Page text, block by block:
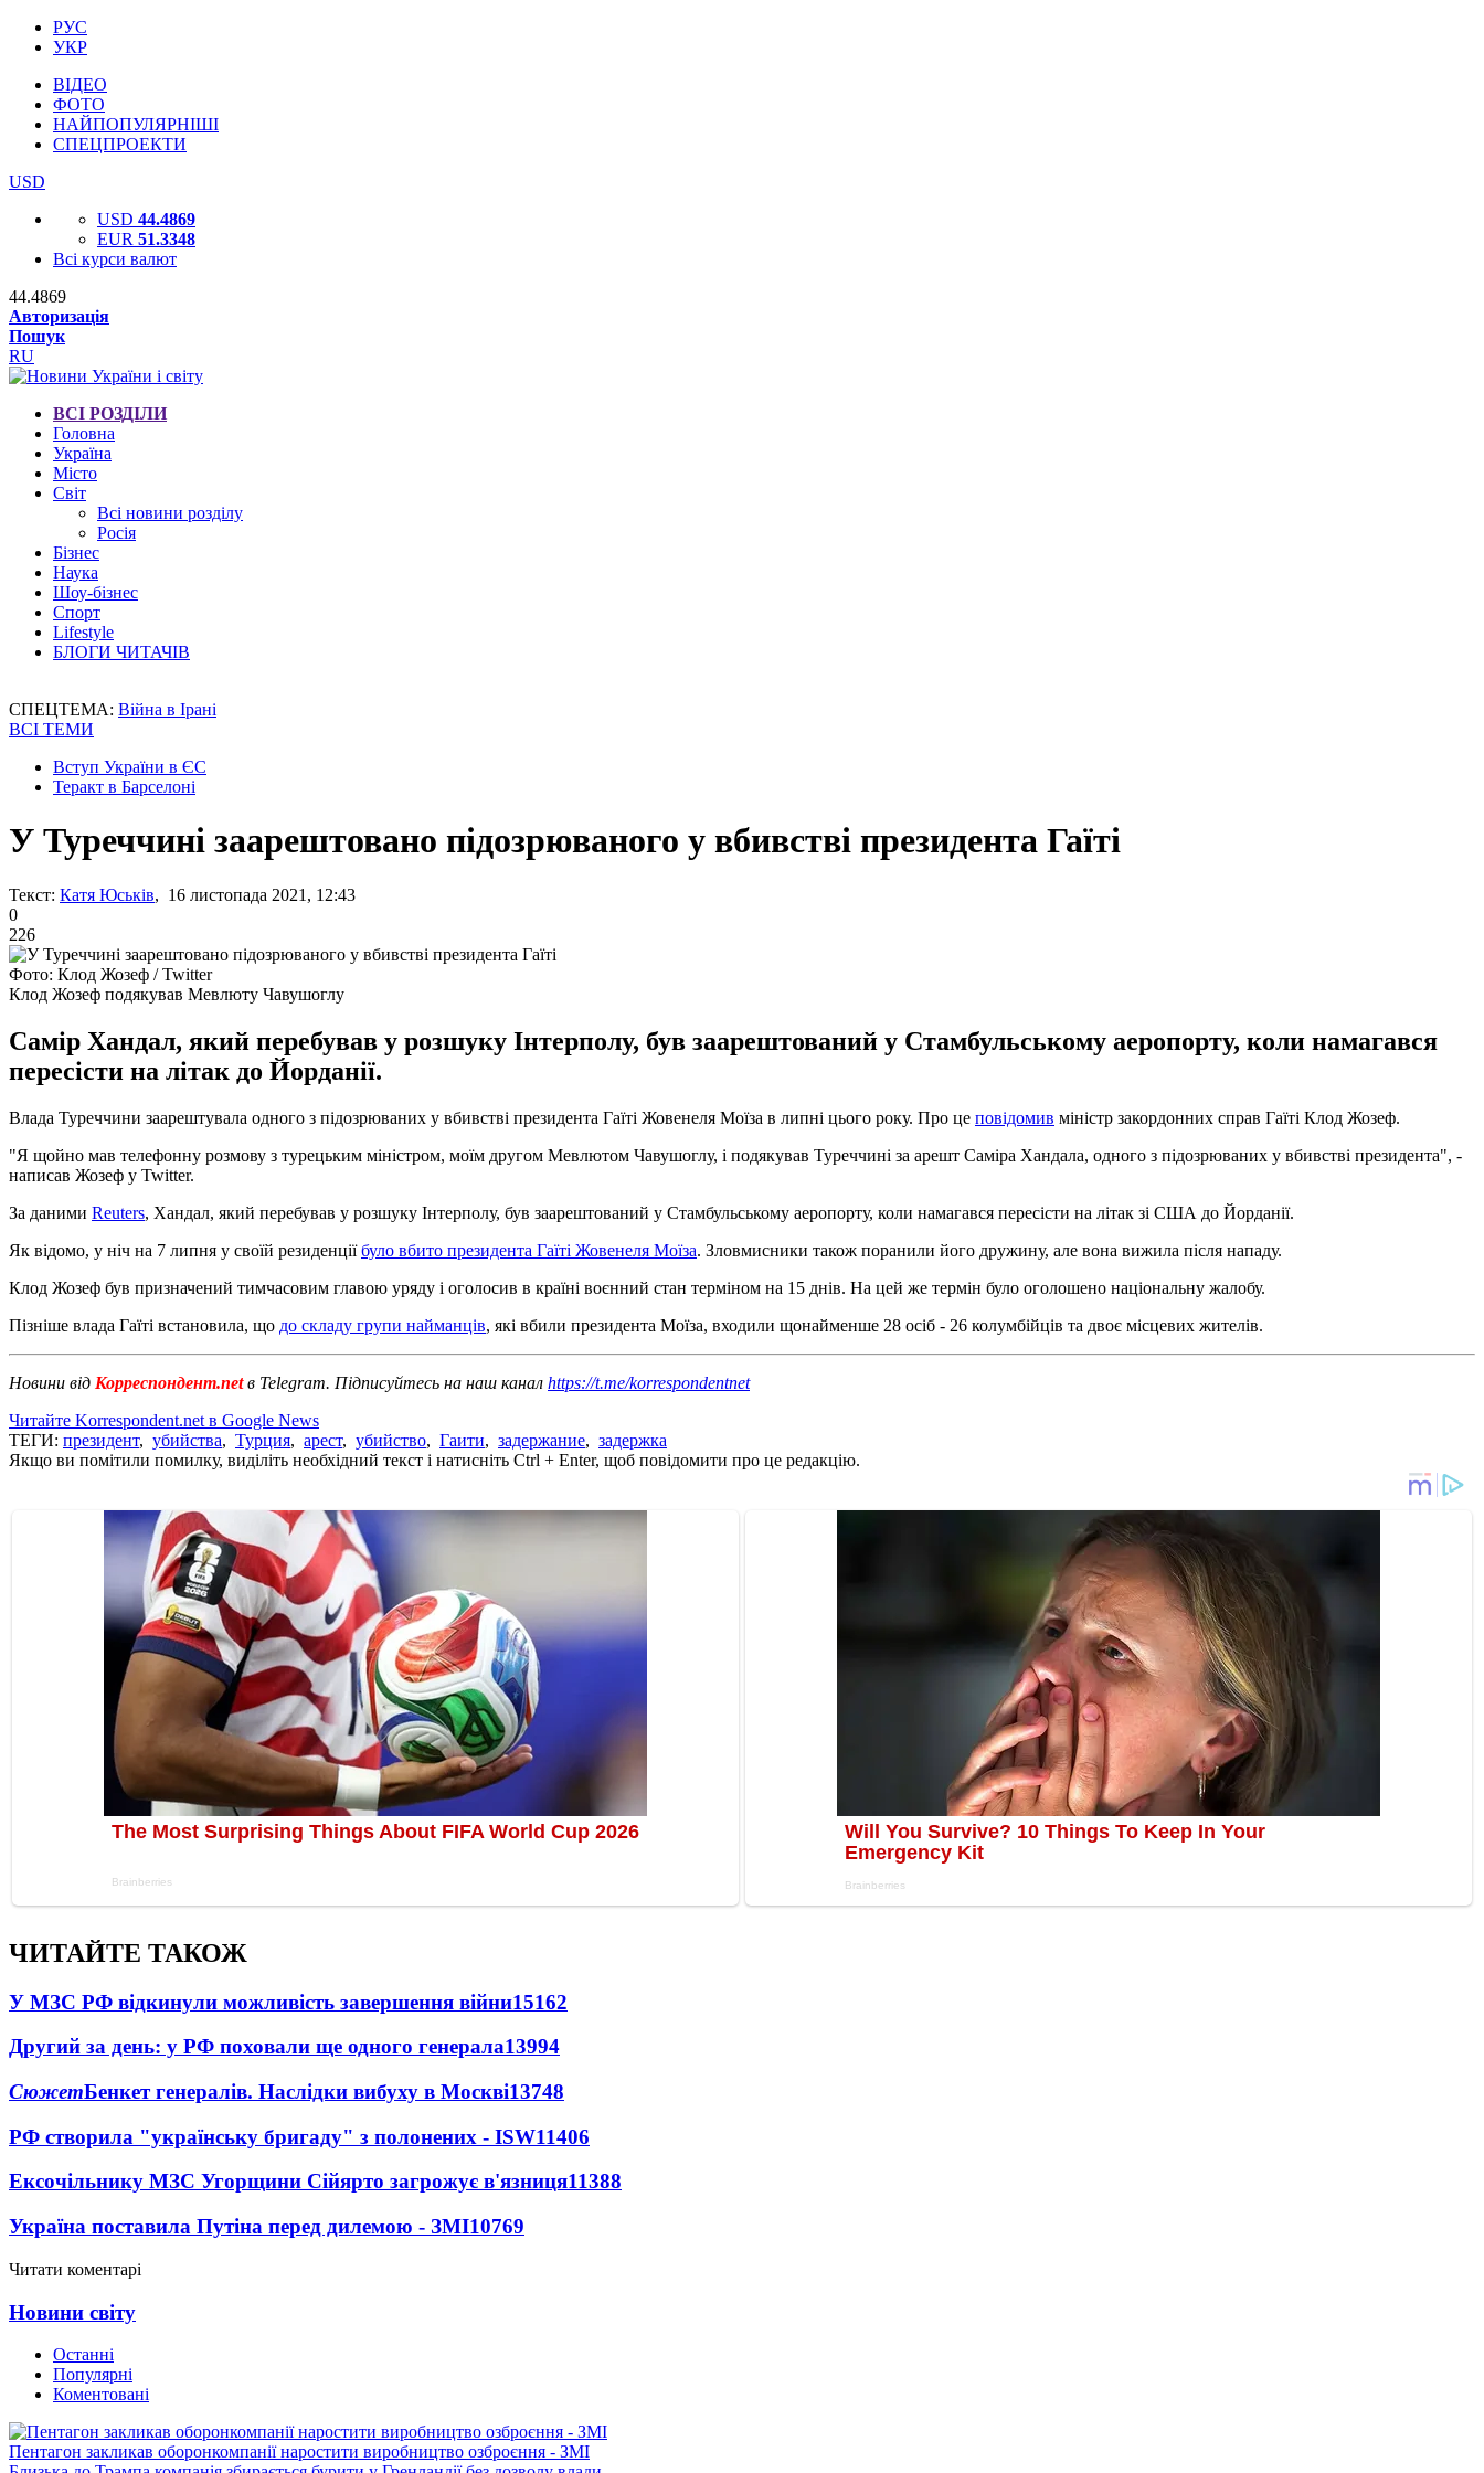
РУС
УКР
ВІДЕО
ФОТО
НАЙПОПУЛЯРНІШІ
СПЕЦПРОЕКТИ
USD
USD 44.4869
EUR 51.3348
Всі курси валют
44.4869
Авторизація
Пошук
RU
ВСІ РОЗДІЛИ
Головна
Україна
Місто
Світ
Всі новини розділу
Росія
Бізнес
Наука
Шоу-бізнес
Спорт
Lifestyle
БЛОГИ ЧИТАЧІВ
СПЕЦТЕМА: Війна в Ірані
ВСІ ТЕМИ
Вступ України в ЄС
Теракт в Барселоні
У Туреччині заарештовано підозрюваного у вбивстві президента Гаїті
Текст: Катя Юськів, 16 листопада 2021, 12:43
0
226
Фото: Клод Жозеф / Twitter
Клод Жозеф подякував Мевлюту Чавушоглу
Самір Хандал, який перебував у розшуку Інтерполу, був заарештований у Стамбульському аеропорту, коли намагався
пересісти на літак до Йорданії.
Влада Туреччини заарештувала одного з підозрюваних у вбивстві президента Гаїті Жовенеля Моїза в липні цього року. Про це повідомив міністр закордонних справ Гаїті Клод Жозеф.
"Я щойно мав телефонну розмову з турецьким міністром, моїм другом Мевлютом Чавушоглу, і подякував Туреччині за арешт Саміра Хандала, одного з підозрюваних у вбивстві президента", -
написав Жозеф у Twitter.
За даними Reuters, Хандал, який перебував у розшуку Інтерполу, був заарештований у Стамбульському аеропорту, коли намагався пересісти на літак зі США до Йорданії.
Як відомо, у ніч на 7 липня у своїй резиденціїбуло вбито президента Гаїті Жовенеля Моїза. Зловмисники також поранили його дружину, але вона вижила після нападу.
Клод Жозеф був призначений тимчасовим главою уряду і оголосив в країні воєнний стан терміном на 15 днів. На цей же термін було оголошено національну жалобу.
Пізніше влада Гаїті встановила, що до складу групи найманців, які вбили президента Моїза, входили щонайменше 28 осіб - 26 колумбійців та двоє місцевих жителів.
Новини від Корреспондент.netв Telegram. Підписуйтесь на наш канал https://t.me/korrespondentnet
Читайте Korrespondent.net в Google News
ТЕГИ: президент, убийства, Турция, арест, убийство, Гаити, задержание, задержка
Якщо ви помітили помилку, виділіть необхідний текст і натисніть Ctrl + Enter, щоб повідомити про це редакцію.
ЧИТАЙТЕ ТАКОЖ
У МЗС РФ відкинули можливість завершення війни15162
Другий за день: у РФ поховали ще одного генерала13994
СюжетБенкет генералів. Наслідки вибуху в Москві13748
РФ створила "українську бригаду" з полонених - ISW11406
Ексочільнику МЗС Угорщини Сійярто загрожує в'язниця11388
Україна поставила Путіна перед дилемою - ЗМІ10769
Читати коментарі
Новини світу
Останні
Популярні
Коментовані
Пентагон закликав оборонкомпанії наростити виробництво озброєння - ЗМІ